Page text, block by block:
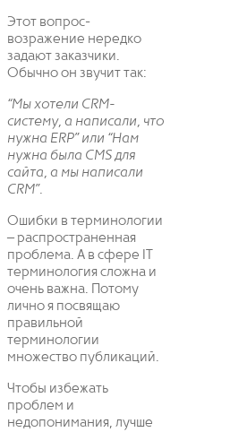
Этот вопрос-
возражение нередко
задают заказчики.
Обычно он звучит так:
“Мы хотели CRM-
систему, а написали, что
нужна ERP” или “Нам
нужна была CMS для
сайта, а мы написали
CRM”.
Ошибки в терминологии
– распространенная
проблема. А в сфере IT
терминология сложна и
очень важна. Потому
лично я посвящаю
правильной
терминологии
множество публикаций.
Чтобы избежать
проблем и
недопонимания, лучше